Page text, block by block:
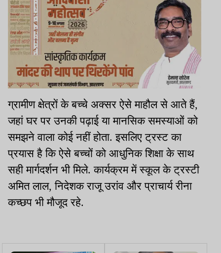
ग्रामीण क्षेत्रों के बच्चे अक्सर ऐसे माहौल से आते हैं,
जहां घर पर उनकी पढ़ाई या मानसिक समस्याओं को
समझने वाला कोई नहीं होता. इसलिए ट्रस्ट का
प्रयास है कि ऐसे बच्चों को आधुनिक शिक्षा के साथ
सही मार्गदर्शन भी मिले. कार्यक्रम में स्कूल के ट्रस्टी
अमित लाल, निदेशक राजू उरांव और प्राचार्य रीना
कच्छप भी मौजूद रहे.